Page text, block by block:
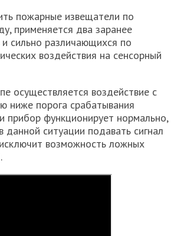
пожарные извещатели по
применяется два заранее
сильно различающихся по
воздействия на сенсорный
осуществляется воздействие с
ниже порога срабатывания
прибор функционирует нормально,
ситуации подавать сигнал
возможность ложных